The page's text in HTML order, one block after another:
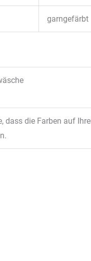
garngefärbt
dass die Farben auf